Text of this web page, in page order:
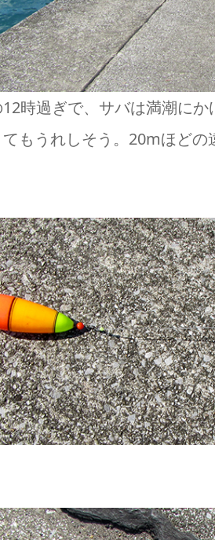
時過ぎで、サバは満潮に
もうれしそう。20mほど